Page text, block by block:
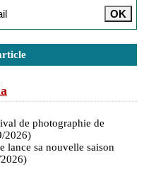
de photographie de
2026)
lance sa nouvelle saison